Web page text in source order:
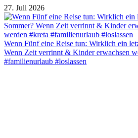
27. Juli 2026
Wenn Fünf eine Reise tun: Wirklich ein
Wenn Zeit verrinnt & Kinder erwachsen
#familienurlaub #loslassen